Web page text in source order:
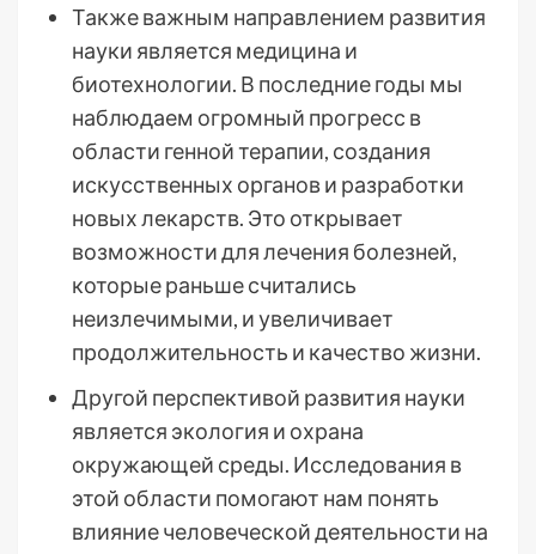
Также важным направлением развития
науки является медицина и
биотехнологии. В последние годы мы
наблюдаем огромный прогресс в
области генной терапии, создания
искусственных органов и разработки
новых лекарств. Это открывает
возможности для лечения болезней,
которые раньше считались
неизлечимыми, и увеличивает
продолжительность и качество жизни.
Другой перспективой развития науки
является экология и охрана
окружающей среды. Исследования в
этой области помогают нам понять
влияние человеческой деятельности на